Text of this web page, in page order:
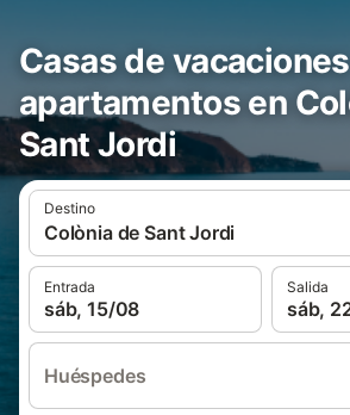
Casas de
apartamentos en
Sant Jordi
Destino
Colònia de Sant Jordi
Entrada
sáb, 15/08
Salida
sáb,
Huéspedes